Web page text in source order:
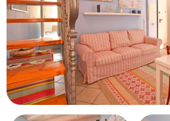
Meerblick